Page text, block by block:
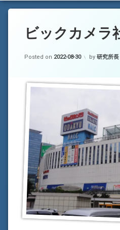
ビックカメラ
Posted on 2022-08-30
Updated on
by 研究所